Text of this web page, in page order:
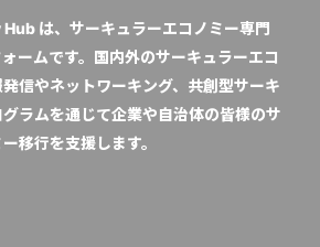
は、サーキュラーエコノミー専門
ームです。国内外のサーキュラーエコ
信やネットワーキング、共創型サーキ
ラムを通じて企業や自治体の皆様のサ
移行を支援します。